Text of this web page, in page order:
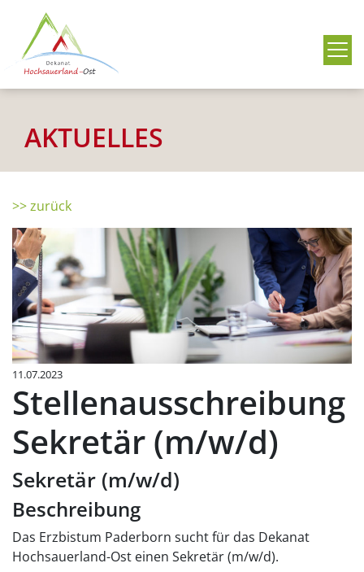
AKTUELLES
>> zurück
11.07.2023
Stellenausschreibung
Sekretär (m/w/d)
Sekretär (m/w/d)
Beschreibung
Das Erzbistum Paderborn sucht für das Dekanat
Hochsauerland-Ost einen Sekretär (m/w/d).